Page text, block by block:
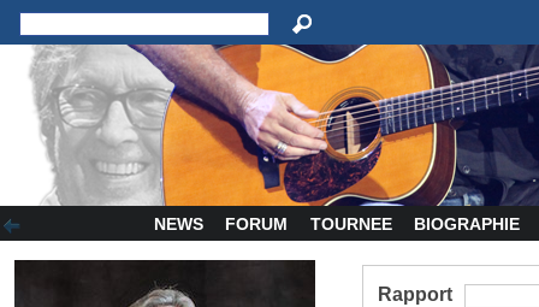
NEWS FORUM TOURNEE BIOGRAPHIE
Rapport